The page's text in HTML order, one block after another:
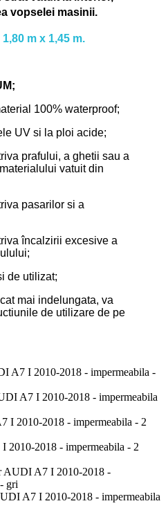
vopselei masinii.
m x 1,45 m.
100% waterproof;
UV si la ploi acide;
prafului, a ghetii sau a
vatuit din
pasarilor si a
încalzirii excesive a
de utilizat;
mai indelungata, va
de utilizare de pe